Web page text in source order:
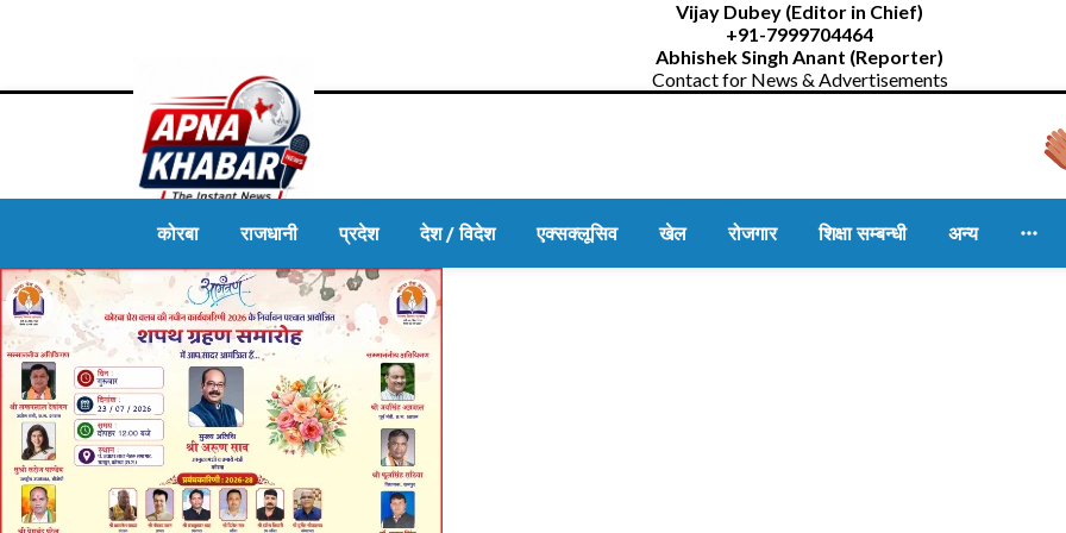
Vijay Dubey (Editor in Chief)
+91-7999704464
Abhishek Singh Anant (Reporter)
Contact for News & Advertisements
कोरबा राजधानी प्रदेश देश / विदेश एक्सक्लूसिव खेल रोजगार शिक्षा सम्बन्धी अन्य 